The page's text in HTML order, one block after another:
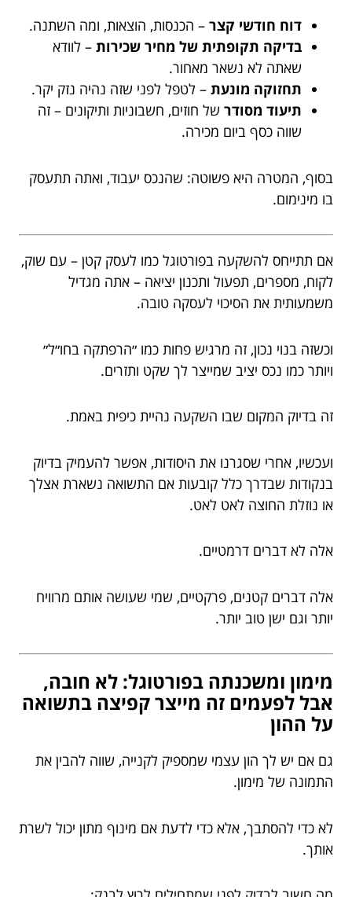
דוח חודשי קצר – הכנסות, הוצאות, ומה השתנה.
בדיקה תקופתית של מחיר שכירות – לוודא
שאתה לא נשאר מאחור.
תחזוקה מונעת – לטפל לפני שזה נהיה נזק יקר.
תיעוד מסודר של חוזים, חשבוניות ותיקונים – זה
שווה כסף ביום מכירה.
בסוף, המטרה היא פשוטה: שהנכס יעבוד, ואתה תתעסק
בו מינימום.
אם תתייחס להשקעה בפורטוגל כמו לעסק קטן – עם שוק,
לקוח, מספרים, תפעול ותכנון יציאה – אתה מגדיל
משמעותית את הסיכוי לעסקה טובה.
וכשזה בנוי נכון, זה מרגיש פחות כמו ״הרפתקה בחו״ל״
ויותר כמו נכס יציב שמייצר לך שקט ותזרים.
זה בדיוק המקום שבו השקעה נהיית כיפית באמת.
ועכשיו, אחרי שסגרנו את היסודות, אפשר להעמיק בדיוק
בנקודות שבדרך כלל קובעות אם התשואה נשארת אצלך
או נוזלת החוצה לאט לאט.
אלה לא דברים דרמטיים.
אלה דברים קטנים, פרקטיים, שמי שעושה אותם מרוויח
יותר וגם ישן טוב יותר.
מימון ומשכנתה בפורטוגל: לא חובה,
אבל לפעמים זה מייצר קפיצה בתשואה
על ההון
גם אם יש לך הון עצמי שמספיק לקנייה, שווה להבין את
התמונה של מימון.
לא כדי להסתבך, אלא כדי לדעת אם מינוף מתון יכול לשרת
אותך.